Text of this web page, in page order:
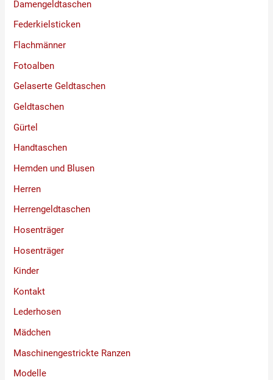
Damengeldtaschen
Federkielsticken
Flachmänner
Fotoalben
Gelaserte Geldtaschen
Geldtaschen
Gürtel
Handtaschen
Hemden und Blusen
Herren
Herrengeldtaschen
Hosenträger
Hosenträger
Kinder
Kontakt
Lederhosen
Mädchen
Maschinengestrickte Ranzen
Modelle